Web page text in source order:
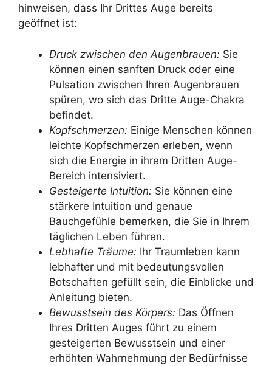
hinweisen, dass Ihr Drittes Auge bereits
geöffnet ist:
Druck zwischen den Augenbrauen: Sie
können einen sanften Druck oder eine
Pulsation zwischen Ihren Augenbrauen
spüren, wo sich das Dritte Auge-Chakra
befindet.
Kopfschmerzen: Einige Menschen können
leichte Kopfschmerzen erleben, wenn
sich die Energie in ihrem Dritten Auge-
Bereich intensiviert.
Gesteigerte Intuition: Sie können eine
stärkere Intuition und genaue
Bauchgefühle bemerken, die Sie in Ihrem
täglichen Leben führen.
Lebhafte Träume: Ihr Traumleben kann
lebhafter und mit bedeutungsvollen
Botschaften gefüllt sein, die Einblicke und
Anleitung bieten.
Bewusstsein des Körpers: Das Öffnen
Ihres Dritten Auges führt zu einem
gesteigerten Bewusstsein und einer
erhöhten Wahrnehmung der Bedürfnisse